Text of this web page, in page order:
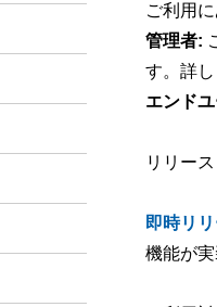
ご利用
管理者:
す。詳し
エンド
リリー
即時リ
機能が実